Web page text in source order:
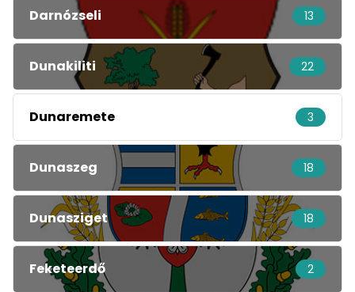
Darnózseli 13
Dunakiliti 22
Dunaremete 3
Dunaszeg 18
Dunasziget 18
Feketeerdő 2